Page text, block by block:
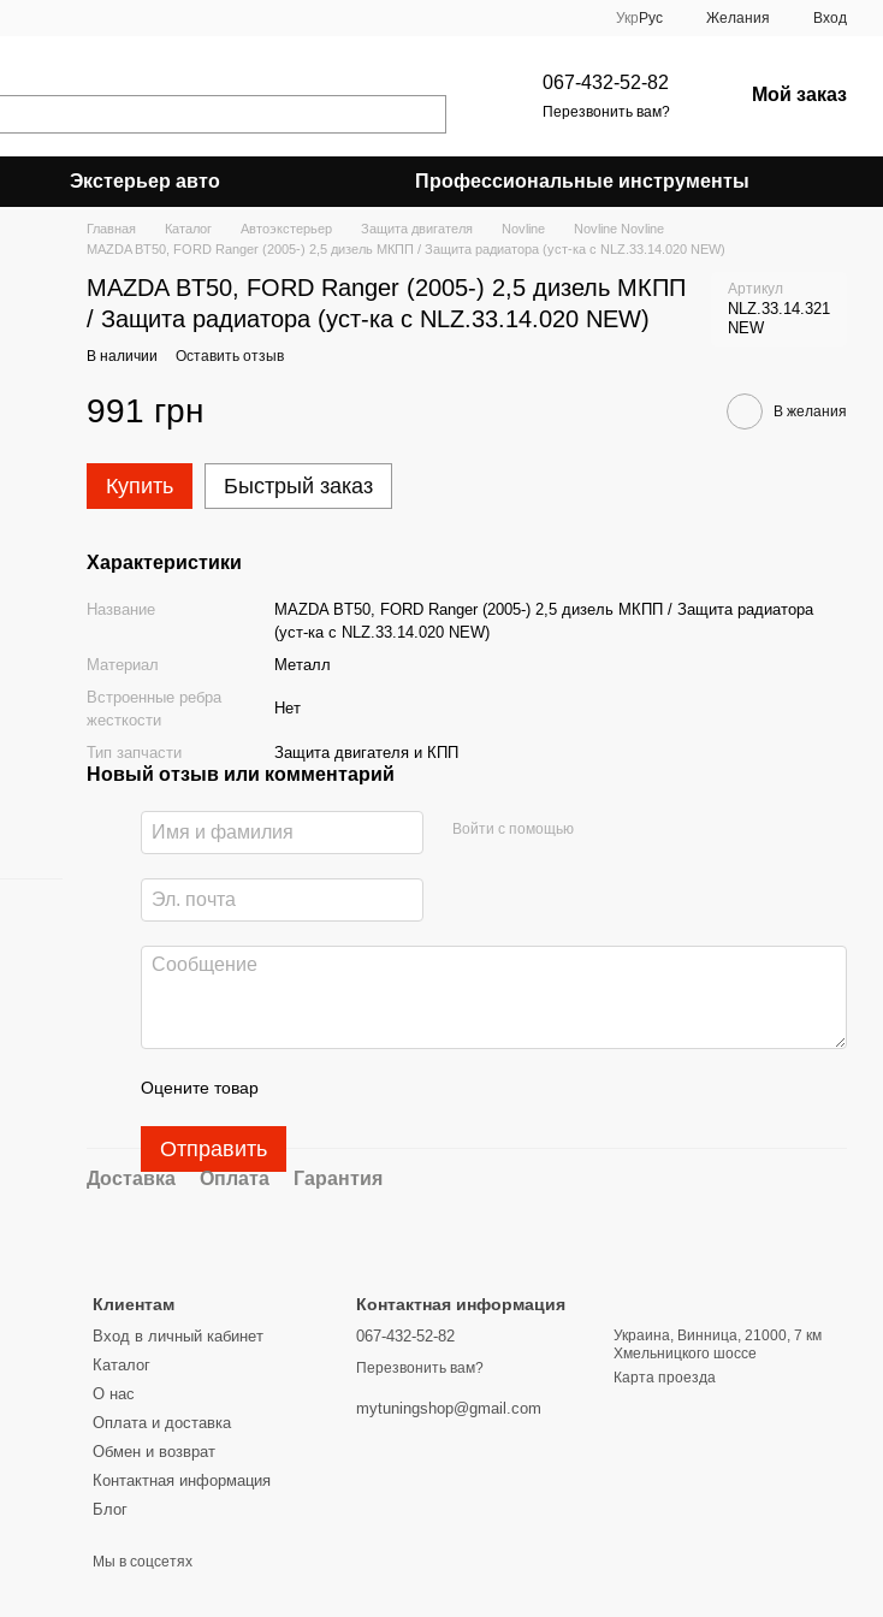
Укр Рус Желания Вход
067-432-52-82
Перезвонить вам?
Мой заказ
Экстерьер авто Профессиональные инструменты
Главная Каталог Автоэкстерьер Защита двигателя Novline
Novline Novline
MAZDA BT50, FORD Ranger (2005-) 2,5 дизель МКПП / Защита радиатора (уст-ка с NLZ.33.14.020 NEW)
MAZDA BT50, FORD Ranger (2005-) 2,5 дизель МКПП
/ Защита радиатора (уст-ка с NLZ.33.14.020 NEW)
Артикул
NLZ.33.14.321
NEW
В наличии Оставить отзыв
991 грн В желания
Купить Быстрый заказ
Характеристики
Название
MAZDA BT50, FORD Ranger (2005-) 2,5 дизель МКПП / Защита радиатора
(уст-ка с NLZ.33.14.020 NEW)
Материал
Металл
Встроенные ребра
жесткости
Нет
Тип запчасти Защита двигателя и КПП
Новый отзыв или комментарий
Войти с помощью
Оцените товар
Отправить
Доставка Оплата Гарантия
Клиентам
Вход в личный кабинет
Каталог
О нас
Оплата и доставка
Обмен и возврат
Контактная информация
Блог
Мы в соцсетях
Контактная информация
067-432-52-82
Перезвонить вам?
mytuningshop@gmail.com
Украина, Винница, 21000, 7 км
Хмельницкого шоссе
Карта проезда